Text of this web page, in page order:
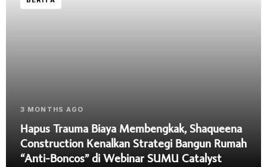
3 MONTHS AGO
Hapus Trauma Biaya Membengkak, Shaqueena
Construction Kenalkan Strategi Bangun Rumah
“Anti-Boncos” di Webinar SUMU Catalyst